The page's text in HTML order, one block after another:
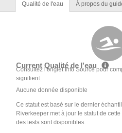
Qualité de l'eau À propos du
Current Qualité de l'eau
Consultez l'onglet Info Source pour
signifient
Aucune donnée disponible
Ce statut est basé sur le dernier
Riverkeeper met à jour le statut de
des tests sont disponibles.